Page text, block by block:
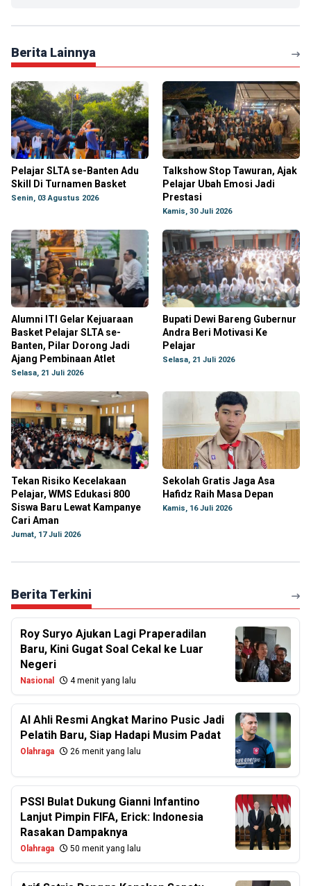
Berita Lainnya
Pelajar SLTA se-Banten Adu
Skill Di Turnamen Basket
Senin, 03 Agustus 2026
Talkshow Stop Tawuran, Ajak
Pelajar Ubah Emosi Jadi
Prestasi
Kamis, 30 Juli 2026
Alumni ITI Gelar Kejuaraan
Basket Pelajar SLTA se-
Banten, Pilar Dorong Jadi
Ajang Pembinaan Atlet
Selasa, 21 Juli 2026
Bupati Dewi Bareng Gubernur
Andra Beri Motivasi Ke
Pelajar
Selasa, 21 Juli 2026
Tekan Risiko Kecelakaan
Pelajar, WMS Edukasi 800
Siswa Baru Lewat Kampanye
Cari Aman
Jumat, 17 Juli 2026
Sekolah Gratis Jaga Asa
Hafidz Raih Masa Depan
Kamis, 16 Juli 2026
Berita Terkini
Roy Suryo Ajukan Lagi Praperadilan
Baru, Kini Gugat Soal Cekal ke Luar
Negeri
Nasional 4 menit yang lalu
Al Ahli Resmi Angkat Marino Pusic Jadi
Pelatih Baru, Siap Hadapi Musim Padat
Olahraga 26 menit yang lalu
PSSI Bulat Dukung Gianni Infantino
Lanjut Pimpin FIFA, Erick: Indonesia
Rasakan Dampaknya
Olahraga 50 menit yang lalu